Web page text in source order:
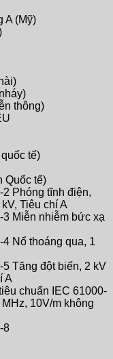
A (Mỹ)
thông)
tế)
Quốc tế)
2 Phóng tĩnh điện,
Tiêu chí A
3 Miễn nhiễm bức xạ
4 Nổ thoáng qua, 1
5 Tăng đột biến, 2 kV
A
chuẩn IEC 61000-
10V/m không
8